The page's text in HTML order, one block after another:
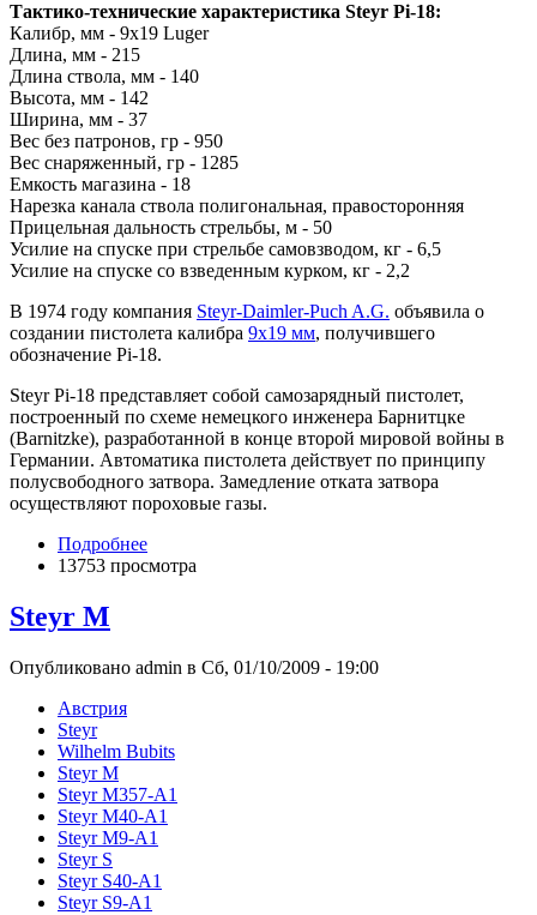
Тактико-технические характеристика Steyr Pi-18:
Калибр, мм - 9х19 Luger
Длина, мм - 215
Длина ствола, мм - 140
Высота, мм - 142
Ширина, мм - 37
Вес без патронов, гр - 950
Вес снаряженный, гр - 1285
Емкость магазина - 18
Нарезка канала ствола полигональная, правосторонняя
Прицельная дальность стрельбы, м - 50
Усилие на спуске при стрельбе самовзводом, кг - 6,5
Усилие на спуске со взведенным курком, кг - 2,2
В 1974 году компания Steyr-Daimler-Puch A.G. объявила о
создании пистолета калибра 9x19 мм, получившего
обозначение Pi-18.
Steyr Pi-18 представляет собой самозарядный пистолет,
построенный по схеме немецкого инженера Барнитцке
(Barnitzke), разработанной в конце второй мировой войны в
Германии. Автоматика пистолета действует по принципу
полусвободного затвора. Замедление отката затвора
осуществляют пороховые газы.
Подробнее
13753 просмотра
Steyr M
Опубликовано admin в Сб, 01/10/2009 - 19:00
Австрия
Steyr
Wilhelm Bubits
Steyr M
Steyr M357-A1
Steyr M40-A1
Steyr M9-A1
Steyr S
Steyr S40-A1
Steyr S9-A1